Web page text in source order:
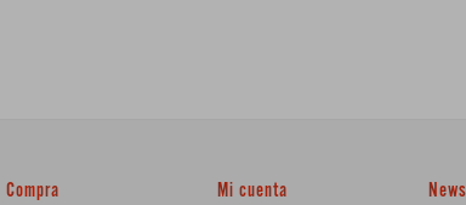
Compra Mi cuenta